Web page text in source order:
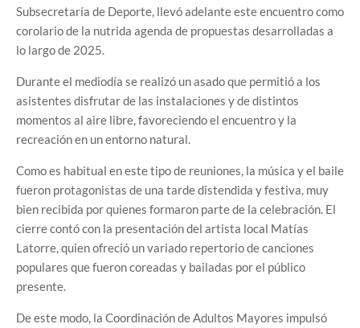
Subsecretaría de Deporte, llevó adelante este encuentro como
corolario de la nutrida agenda de propuestas desarrolladas a
lo largo de 2025.
Durante el mediodía se realizó un asado que permitió a los
asistentes disfrutar de las instalaciones y de distintos
momentos al aire libre, favoreciendo el encuentro y la
recreación en un entorno natural.
Como es habitual en este tipo de reuniones, la música y el baile
fueron protagonistas de una tarde distendida y festiva, muy
bien recibida por quienes formaron parte de la celebración. El
cierre contó con la presentación del artista local Matías
Latorre, quien ofreció un variado repertorio de canciones
populares que fueron coreadas y bailadas por el público
presente.
De este modo, la Coordinación de Adultos Mayores impulsó